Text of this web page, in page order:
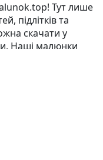
Тут лише
підлітків та
скачати у
Наші малюнки